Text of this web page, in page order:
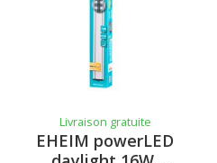
Livraison gratuite
EHEIM powerLED